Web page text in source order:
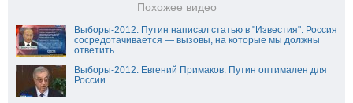
Похожее видео
Выборы-2012. Путин написал статью в "Известия": Россия
сосредотачивается — вызовы, на которые мы должны
ответить.
Выборы-2012. Евгений Примаков: Путин оптимален для
России.